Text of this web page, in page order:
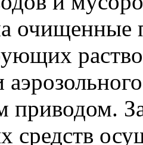
очищенные
приводом.
средств